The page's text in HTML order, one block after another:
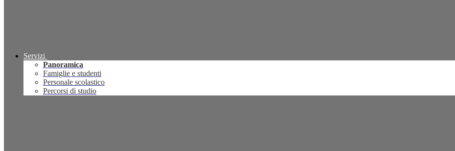
Servizi
Panoramica
Famiglie e studenti
Personale scolastico
Percorsi di studio